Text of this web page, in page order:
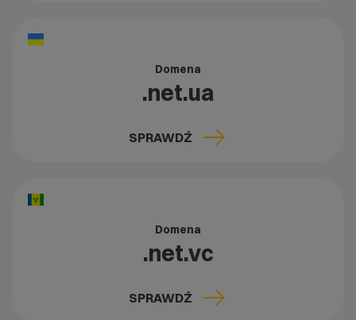
Domena
.net.ua
SPRAWDŹ
Domena
.net.vc
SPRAWDŹ